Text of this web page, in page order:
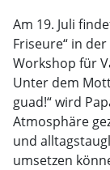
Am 19. Juli
Friseure“ in
Workshop für
Unter dem
guad!“ wird
Atmosphäre
und
umsetzen